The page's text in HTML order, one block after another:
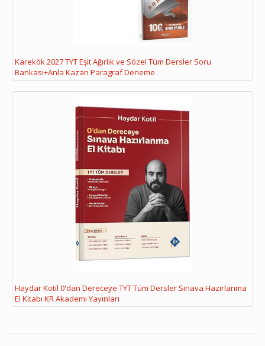
Karekök 2027 TYT Eşit Ağırlık ve Sözel Tüm Dersler Soru
Bankası+Anla Kazan Paragraf Deneme
Haydar Kotil 0'dan Dereceye TYT Tüm Dersler Sınava Hazırlanma
El Kitabı KR Akademi Yayınları